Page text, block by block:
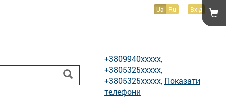
Ua Ru Вхід
+3809940xxxxx,
+3805325xxxxx,
+3805325xxxxx, Показати
телефони